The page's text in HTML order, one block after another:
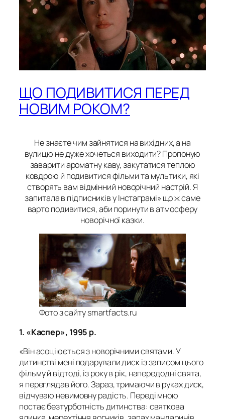
ЩО ПОДИВИТИСЯ ПЕРЕД
НОВИМ РОКОМ?
Не знаєте чим зайнятися на вихідних, а на
вулицю не дуже хочеться виходити? Пропоную
заварити ароматну каву, закутатися теплою
ковдрою й подивитися фільми та мультики, які
створять вам відмінний новорічний настрій. Я
запитала в підписників у Інстаграмі» що ж саме
варто подивитися, аби поринути в атмосферу
новорічної казки.
Фото з сайту smartfacts.ru
1. «Каспер», 1995 р.
«Він асоціюється з новорічними святами. У
дитинстві мені подарували диск із записом цього
фільму й відтоді, із року в рік, напередодні свята,
я переглядав його. Зараз, тримаючи в руках диск,
відчуваю невимовну радість. Переді мною
постає безтурботність дитинства: святкова